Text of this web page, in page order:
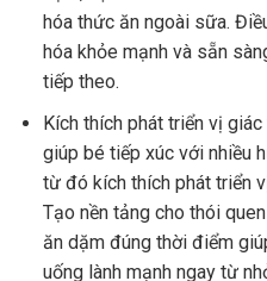
hóa thức ăn ngoài sữa.
hóa khỏe mạnh và sẵn
tiếp theo.
Kích thích phát triển vị
giúp bé tiếp xúc với nhiều
từ đó kích thích phát triển
Tạo nền tảng cho thói
ăn dặm đúng thời điểm
uống lành mạnh ngay từ